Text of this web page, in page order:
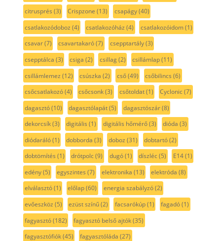
citrusprés (3) Crispzone (13) csapágy(40)
csatlakozódoboz (4) csatlakozóház (4) csatlakozóidom(1)
csavar(7) csavartakaró(7) csepptartály(3)
csepptálca (3) csiga (2) csillag(2) csillámlap(11)
csillámlemez (12) csúszka (2) cső(49) csőbilincs (6)
csőcsatlakozó(4) csőcsonk(3) csőtoldat(1) Cyclonic(7)
dagasztó(10) dagasztólapát(5) dagasztószár(8)
dekorcsík(3) digitális (1) digitális hőmérő(3) dióda (3)
diódaráló(1) dobborda (3) doboz (31) dobtartó(2)
dobtömítés (1) drótpolc(9) dugó(1) díszléc(5) E14(1)
edény(5) egyszintes (7) elektronika (13) elektróda (8)
elválasztó(1) előlap(60) energia szabályzó(2)
evőeszköz (5) ezüst színű(2) facsarókúp(1) fagadó(1)
fagyasztó(182) fagyasztó belső ajtók(35)
fagyasztófiók(45) fagyasztóláda (27)